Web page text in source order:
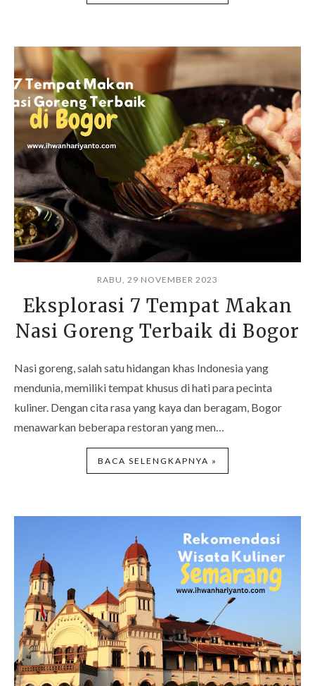
RABU, 29 NOVEMBER 2023
Eksplorasi 7 Tempat Makan
Nasi Goreng Terbaik di Bogor
Nasi goreng, salah satu hidangan khas Indonesia yang
mendunia, memiliki tempat khusus di hati para pecinta
kuliner. Dengan cita rasa yang kaya dan beragam, Bogor
menawarkan beberapa restoran yang men…
BACA SELENGKAPNYA »